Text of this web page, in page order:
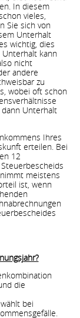
In diesem
vieles,
Sie sich von
Unterhalt
wichtig, dies
Unterhalt kann
nicht
andere
zu
wobei oft schon
Unterhalt
Ihres
erteilen. Bei
12
meistens
ist, wenn
die
bei